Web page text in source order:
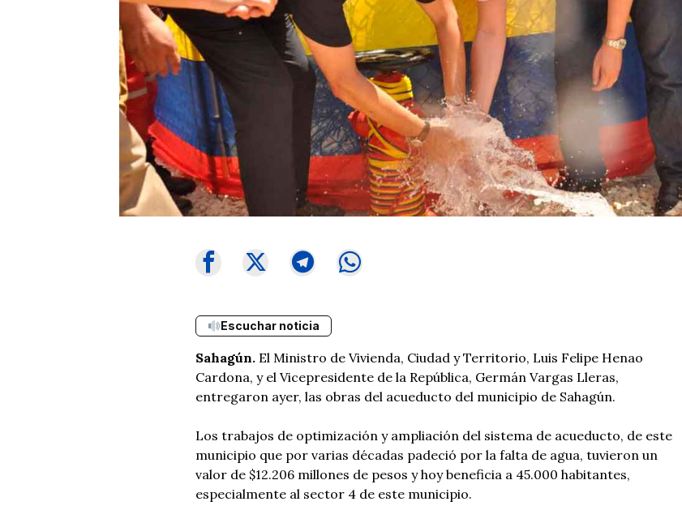
Escuchar noticia
Sahagún. El Ministro de Vivienda, Ciudad y Territorio, Luis Felipe Henao
Cardona, y el Vicepresidente de la República, Germán Vargas Lleras,
entregaron ayer, las obras del acueducto del municipio de Sahagún.
Los trabajos de optimización y ampliación del sistema de acueducto, de este
municipio que por varias décadas padeció por la falta de agua, tuvieron un
valor de $12.206 millones de pesos y hoy beneficia a 45.000 habitantes,
especialmente al sector 4 de este municipio.